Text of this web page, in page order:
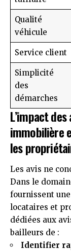
Qualité
véhicule
Service client
Simplicité
des
démarches
L’impact
immobilière
les
Les avis ne
Dans le
fournissent
locataires et
dédiées aux
bailleurs de :
Identifier